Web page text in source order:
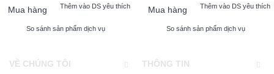
Mua hàng
Thêm vào DS yêu thích
So sánh sản phẩm dịch vụ
Mua hàng
Thêm vào DS yêu thích
So sánh sản phẩm dịch vụ
VỀ CHÚNG TÔI THÔNG TIN